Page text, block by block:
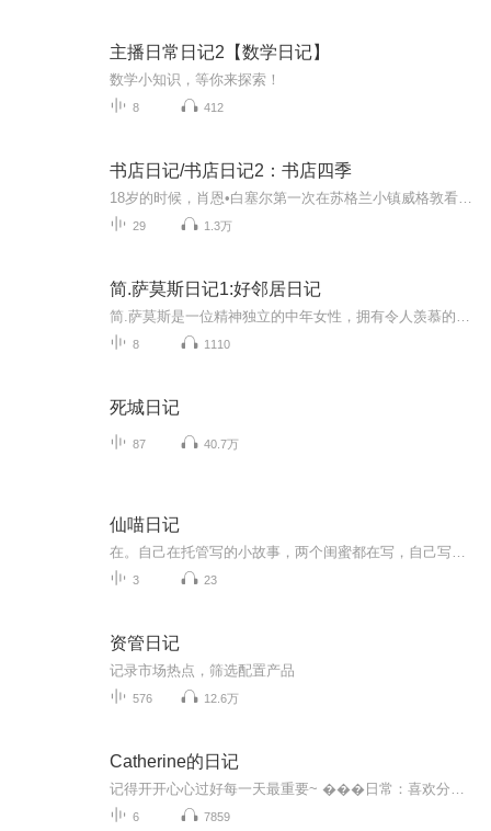
主播日常日记2【数学日记】
数学小知识，等你来探索！
8 412
书店日记/书店日记2：书店四季
29 1.3万
简.萨莫斯日记1:好邻居日记
8 1110
死城日记
87 40.7万
仙喵日记
3 23
资管日记
记录市场热点，筛选配置产品
576 12.6万
Catherine的日记
6 7859